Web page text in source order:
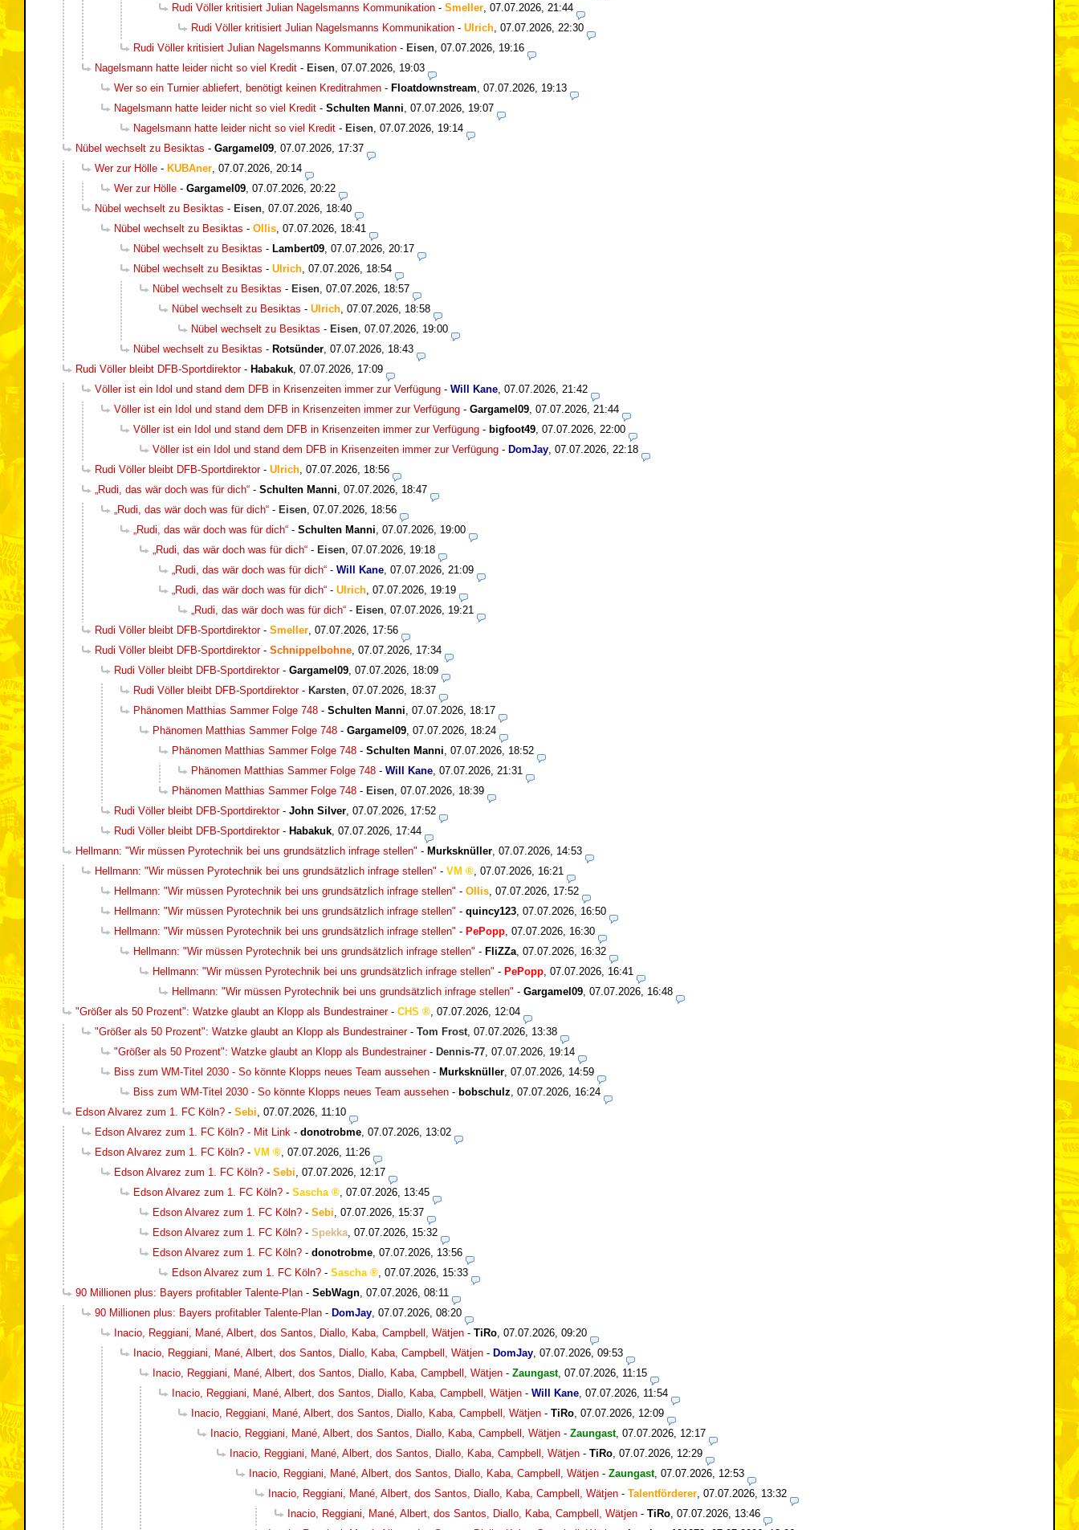
Rudi Völler kritisiert Julian Nagelsmanns Kommunikation - Smeller, 07.07.2026, 21:44
Rudi Völler kritisiert Julian Nagelsmanns Kommunikation - Ulrich, 07.07.2026, 22:30
Rudi Völler kritisiert Julian Nagelsmanns Kommunikation - Eisen, 07.07.2026, 19:16
Nagelsmann hatte leider nicht so viel Kredit - Eisen, 07.07.2026, 19:03
Wer so ein Turnier abliefert, benötigt keinen Kreditrahmen - Floatdownstream, 07.07.2026, 19:13
Nagelsmann hatte leider nicht so viel Kredit - Schulten Manni, 07.07.2026, 19:07
Nagelsmann hatte leider nicht so viel Kredit - Eisen, 07.07.2026, 19:14
Nübel wechselt zu Besiktas - Gargamel09, 07.07.2026, 17:37
Wer zur Hölle - KUBAner, 07.07.2026, 20:14
Wer zur Hölle - Gargamel09, 07.07.2026, 20:22
Nübel wechselt zu Besiktas - Eisen, 07.07.2026, 18:40
Nübel wechselt zu Besiktas - Ollis, 07.07.2026, 18:41
Nübel wechselt zu Besiktas - Lambert09, 07.07.2026, 20:17
Nübel wechselt zu Besiktas - Ulrich, 07.07.2026, 18:54
Nübel wechselt zu Besiktas - Eisen, 07.07.2026, 18:57
Nübel wechselt zu Besiktas - Ulrich, 07.07.2026, 18:58
Nübel wechselt zu Besiktas - Eisen, 07.07.2026, 19:00
Nübel wechselt zu Besiktas - Rotsünder, 07.07.2026, 18:43
Rudi Völler bleibt DFB-Sportdirektor- Habakuk, 07.07.2026, 17:09
Völler ist ein Idol und stand dem DFB in Krisenzeiten immer zur Verfügung - Will Kane, 07.07.2026, 21:42
Völler ist ein Idol und stand dem DFB in Krisenzeiten immer zur Verfügung - Gargamel09, 07.07.2026, 21:44
Völler ist ein Idol und stand dem DFB in Krisenzeiten immer zur Verfügung - bigfoot49, 07.07.2026, 22:00
Völler ist ein Idol und stand dem DFB in Krisenzeiten immer zur Verfügung - DomJay, 07.07.2026, 22:18
Rudi Völler bleibt DFB-Sportdirektor- Ulrich, 07.07.2026, 18:56
„Rudi, das wär doch was für dich“ - Schulten Manni, 07.07.2026, 18:47
„Rudi, das wär doch was für dich“ - Eisen, 07.07.2026, 18:56
„Rudi, das wär doch was für dich“ - Schulten Manni, 07.07.2026, 19:00
„Rudi, das wär doch was für dich“ - Eisen, 07.07.2026, 19:18
„Rudi, das wär doch was für dich“ - Will Kane, 07.07.2026, 21:09
„Rudi, das wär doch was für dich“ - Ulrich, 07.07.2026, 19:19
„Rudi, das wär doch was für dich“ - Eisen, 07.07.2026, 19:21
Rudi Völler bleibt DFB-Sportdirektor- Smeller, 07.07.2026, 17:56
Rudi Völler bleibt DFB-Sportdirektor- Schnippelbohne, 07.07.2026, 17:34
Rudi Völler bleibt DFB-Sportdirektor- Gargamel09, 07.07.2026, 18:09
Rudi Völler bleibt DFB-Sportdirektor- Karsten, 07.07.2026, 18:37
Phänomen Matthias Sammer Folge 748 - Schulten Manni, 07.07.2026, 18:17
Phänomen Matthias Sammer Folge 748 - Gargamel09, 07.07.2026, 18:24
Phänomen Matthias Sammer Folge 748 - Schulten Manni, 07.07.2026, 18:52
Phänomen Matthias Sammer Folge 748 - Will Kane, 07.07.2026, 21:31
Phänomen Matthias Sammer Folge 748 - Eisen, 07.07.2026, 18:39
Rudi Völler bleibt DFB-Sportdirektor- John Silver, 07.07.2026, 17:52
Rudi Völler bleibt DFB-Sportdirektor- Habakuk, 07.07.2026, 17:44
Hellmann: "Wir müssen Pyrotechnik bei uns grundsätzlich infrage stellen" - Murksknüller, 07.07.2026, 14:53
Hellmann: "Wir müssen Pyrotechnik bei uns grundsätzlich infrage stellen" - VM , 07.07.2026, 16:21
Hellmann: "Wir müssen Pyrotechnik bei uns grundsätzlich infrage stellen" - Ollis, 07.07.2026, 17:52
Hellmann: "Wir müssen Pyrotechnik bei uns grundsätzlich infrage stellen" - quincy123, 07.07.2026, 16:50
Hellmann: "Wir müssen Pyrotechnik bei uns grundsätzlich infrage stellen" - PePopp, 07.07.2026, 16:30
Hellmann: "Wir müssen Pyrotechnik bei uns grundsätzlich infrage stellen" - FliZZa, 07.07.2026, 16:32
Hellmann: "Wir müssen Pyrotechnik bei uns grundsätzlich infrage stellen" - PePopp, 07.07.2026, 16:41
Hellmann: "Wir müssen Pyrotechnik bei uns grundsätzlich infrage stellen" - Gargamel09, 07.07.2026, 16:48
"Größer als 50 Prozent": Watzke glaubt an Klopp als Bundestrainer- CHS , 07.07.2026, 12:04
"Größer als 50 Prozent": Watzke glaubt an Klopp als Bundestrainer- Tom Frost, 07.07.2026, 13:38
"Größer als 50 Prozent": Watzke glaubt an Klopp als Bundestrainer- Dennis-77, 07.07.2026, 19:14
Biss zum WM-Titel 2030 - So könnte Klopps neues Team aussehen - Murksknüller, 07.07.2026, 14:59
Biss zum WM-Titel 2030 - So könnte Klopps neues Team aussehen - bobschulz, 07.07.2026, 16:24
Edson Alvarez zum 1. FC Köln? - Sebi, 07.07.2026, 11:10
Edson Alvarez zum 1. FC Köln? - Mit Link - donotrobme, 07.07.2026, 13:02
Edson Alvarez zum 1. FC Köln? - VM , 07.07.2026, 11:26
Edson Alvarez zum 1. FC Köln? - Sebi, 07.07.2026, 12:17
Edson Alvarez zum 1. FC Köln? - Sascha , 07.07.2026, 13:45
Edson Alvarez zum 1. FC Köln? - Sebi, 07.07.2026, 15:37
Edson Alvarez zum 1. FC Köln? - Spekka, 07.07.2026, 15:32
Edson Alvarez zum 1. FC Köln? - donotrobme, 07.07.2026, 13:56
Edson Alvarez zum 1. FC Köln? - Sascha , 07.07.2026, 15:33
90 Millionen plus: Bayers profitabler Talente-Plan - SebWagn, 07.07.2026, 08:11
90 Millionen plus: Bayers profitabler Talente-Plan - DomJay, 07.07.2026, 08:20
Inacio, Reggiani, Mané, Albert, dos Santos, Diallo, Kaba, Campbell, Wätjen - TiRo, 07.07.2026, 09:20
Inacio, Reggiani, Mané, Albert, dos Santos, Diallo, Kaba, Campbell, Wätjen - DomJay, 07.07.2026, 09:53
Inacio, Reggiani, Mané, Albert, dos Santos, Diallo, Kaba, Campbell, Wätjen - Zaungast, 07.07.2026, 11:15
Inacio, Reggiani, Mané, Albert, dos Santos, Diallo, Kaba, Campbell, Wätjen - Will Kane, 07.07.2026, 11:54
Inacio, Reggiani, Mané, Albert, dos Santos, Diallo, Kaba, Campbell, Wätjen - TiRo, 07.07.2026, 12:09
Inacio, Reggiani, Mané, Albert, dos Santos, Diallo, Kaba, Campbell, Wätjen - Zaungast, 07.07.2026, 12:17
Inacio, Reggiani, Mané, Albert, dos Santos, Diallo, Kaba, Campbell, Wätjen - TiRo, 07.07.2026, 12:29
Inacio, Reggiani, Mané, Albert, dos Santos, Diallo, Kaba, Campbell, Wätjen - Zaungast, 07.07.2026, 12:53
Inacio, Reggiani, Mané, Albert, dos Santos, Diallo, Kaba, Campbell, Wätjen - Talentförderer, 07.07.2026, 13:32
Inacio, Reggiani, Mané, Albert, dos Santos, Diallo, Kaba, Campbell, Wätjen - TiRo, 07.07.2026, 13:46